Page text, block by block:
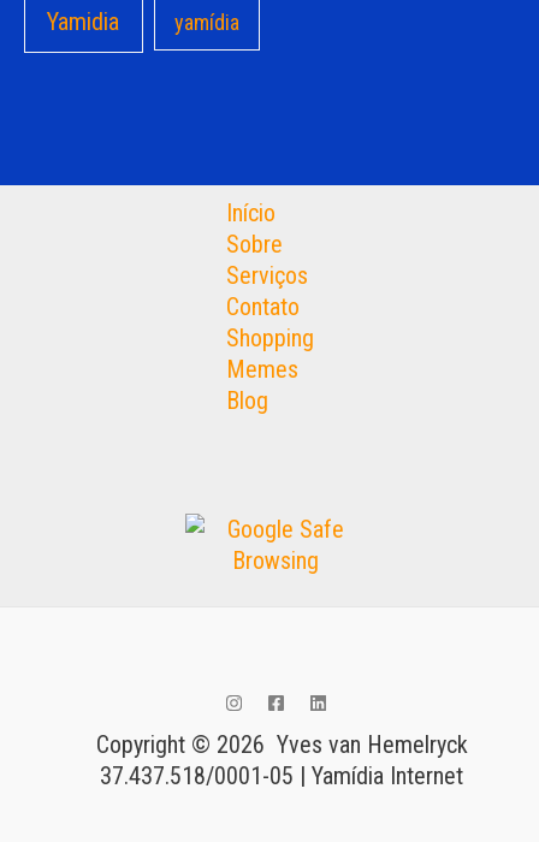
Yamidia yamídia
Início
Sobre
Serviços
Contato
Shopping
Memes
Blog
Copyright © 2026 Yves van Hemelryck
37.437.518/0001-05 | Yamídia Internet